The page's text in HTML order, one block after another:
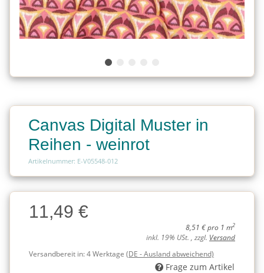
Canvas Digital Muster in
Reihen - weinrot
Artikelnummer: E-V05548-012
Charge
Charge11,49 €
8,51 € pro 1 m2
inkl. 19% USt. , zzgl. Versand
Versandbereit in:4 Werktage (DE - Ausland abweichend)
Frage zum Artikel